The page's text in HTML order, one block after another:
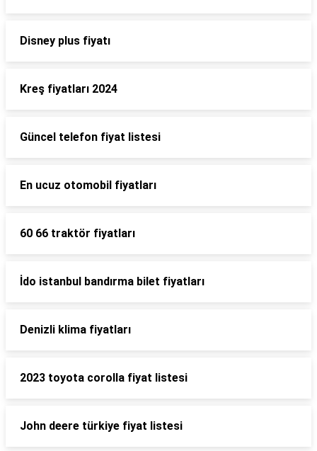
Disney plus fiyatı
Kreş fiyatları 2024
Güncel telefon fiyat listesi
En ucuz otomobil fiyatları
60 66 traktör fiyatları
İdo istanbul bandırma bilet fiyatları
Denizli klima fiyatları
2023 toyota corolla fiyat listesi
John deere türkiye fiyat listesi